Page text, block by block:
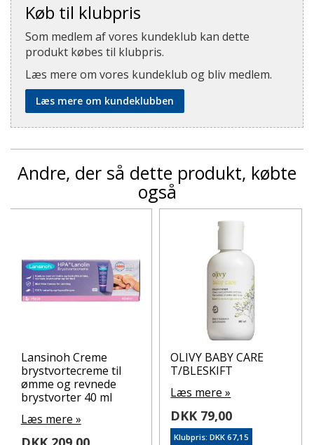
Køb til klubpris
Som medlem af vores kundeklub kan dette
produkt købes til klubpris.
Læs mere om vores kundeklub og bliv medlem.
Læs mere om kundeklubben
Andre, der så dette produkt, købte
også
Lansinoh Creme
brystvortecreme til
ømme og revnede
brystvorter 40 ml
Læs mere »
OLIVY BABY CARE
T/BLESKIFT
Læs mere »
DKK 79,00
Klubpris: DKK 67,15